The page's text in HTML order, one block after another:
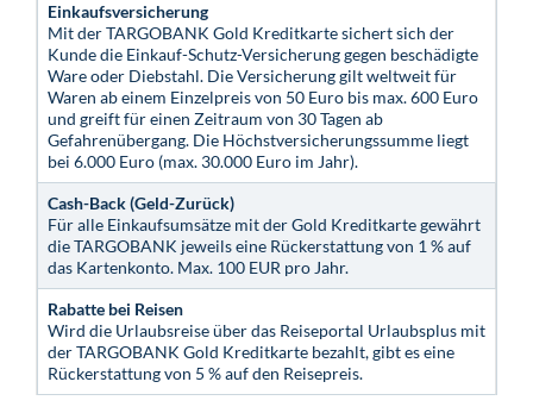
Einkaufsversicherung
Mit der TARGOBANK Gold Kreditkarte sichert sich der
Kunde die Einkauf-Schutz-Versicherung gegen beschädigte
Ware oder Diebstahl. Die Versicherung gilt weltweit für
Waren ab einem Einzelpreis von 50 Euro bis max. 600 Euro
und greift für einen Zeitraum von 30 Tagen ab
Gefahrenübergang. Die Höchstversicherungssumme liegt
bei 6.000 Euro (max. 30.000 Euro im Jahr).
Cash-Back (Geld-Zurück)
Für alle Einkaufsumsätze mit der Gold Kreditkarte gewährt
die TARGOBANK jeweils eine Rückerstattung von 1 % auf
das Kartenkonto. Max. 100 EUR pro Jahr.
Rabatte bei Reisen
Wird die Urlaubsreise über das Reiseportal Urlaubsplus mit
der TARGOBANK Gold Kreditkarte bezahlt, gibt es eine
Rückerstattung von 5 % auf den Reisepreis.